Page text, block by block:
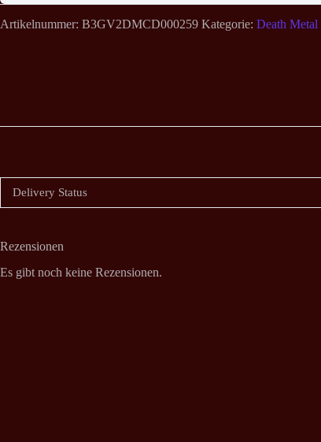
Artikelnummer: B3GV2DMCD000259 Kategorie: Death Metal
Delivery Status
Rezensionen
Es gibt noch keine Rezensionen.